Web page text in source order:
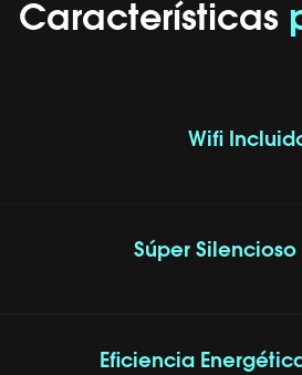
Características
Wifi
Súper Silencioso
Eficiencia